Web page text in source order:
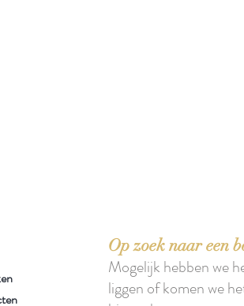
Op zoek naar een
Mogelijk hebben we
liggen of komen we